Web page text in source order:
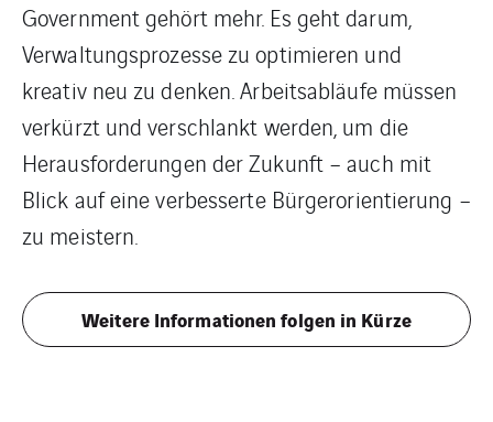
Government gehört mehr. Es geht darum,
Verwaltungsprozesse zu optimieren und
kreativ neu zu denken. Arbeitsabläufe müssen
verkürzt und verschlankt werden, um die
Herausforderungen der Zukunft – auch mit
Blick auf eine verbesserte Bürgerorientierung –
zu meistern.
Weitere Informationen folgen in Kürze